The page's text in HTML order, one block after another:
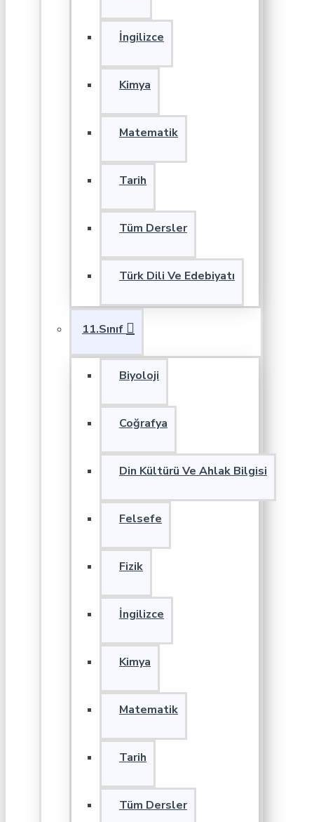
İngilizce
Kimya
Matematik
Tarih
Tüm Dersler
Türk Dili Ve Edebiyatı
11.Sınıf
Biyoloji
Coğrafya
Din Kültürü Ve Ahlak Bilgisi
Felsefe
Fizik
İngilizce
Kimya
Matematik
Tarih
Tüm Dersler